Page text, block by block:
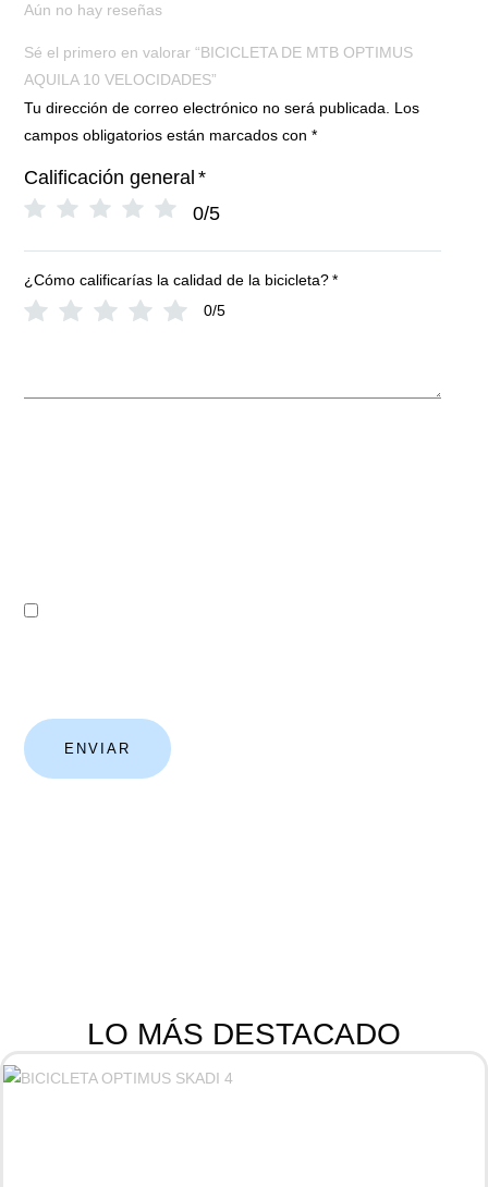
Aún no hay reseñas
Sé el primero en valorar “BICICLETA DE MTB OPTIMUS
AQUILA 10 VELOCIDADES”
Tu dirección de correo electrónico no será publicada. Los
campos obligatorios están marcados con*
Calificación general *
0/5
¿Cómo calificarías la calidad de la bicicleta? *
0/5
LO MÁS DESTACADO